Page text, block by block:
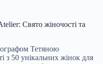
Свято жіночості та
Тетяною
з 50 унікальних жінок для